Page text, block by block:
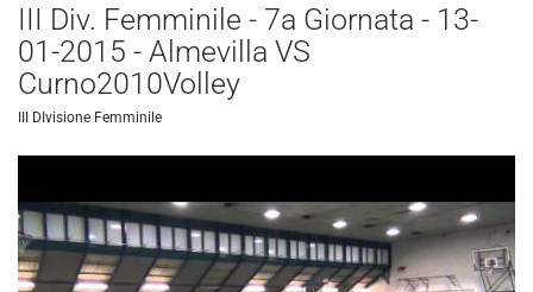
III Div. Femminile - 7a Giornata - 13-
01-2015 - Almevilla VS
Curno2010Volley
III DIvisione Femminile